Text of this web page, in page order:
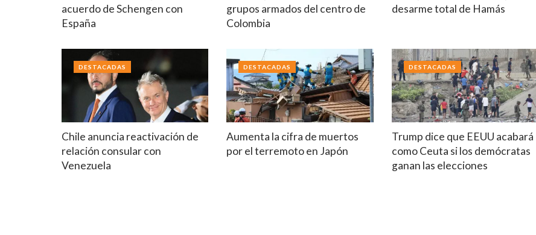
acuerdo de Schengen con
España
grupos armados del centro de
Colombia
desarme total de Hamás
Chile anuncia reactivación de
relación consular con
Venezuela
DESTACADAS
Aumenta la cifra de muertos
por el terremoto en Japón
DESTACADAS
Trump dice que EEUU acabará
como Ceuta si los demócratas
ganan las elecciones
DESTACADAS